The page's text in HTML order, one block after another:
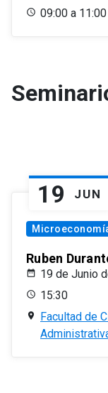
09:00 a
19 JUN
Ruben
19 de Junio
15:30
Facultad de